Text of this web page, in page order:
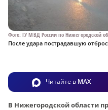
Фото: ГУ МВД России по Нижегородской
После удара пострадавшую
Читайте в MAX
В Нижегородской области